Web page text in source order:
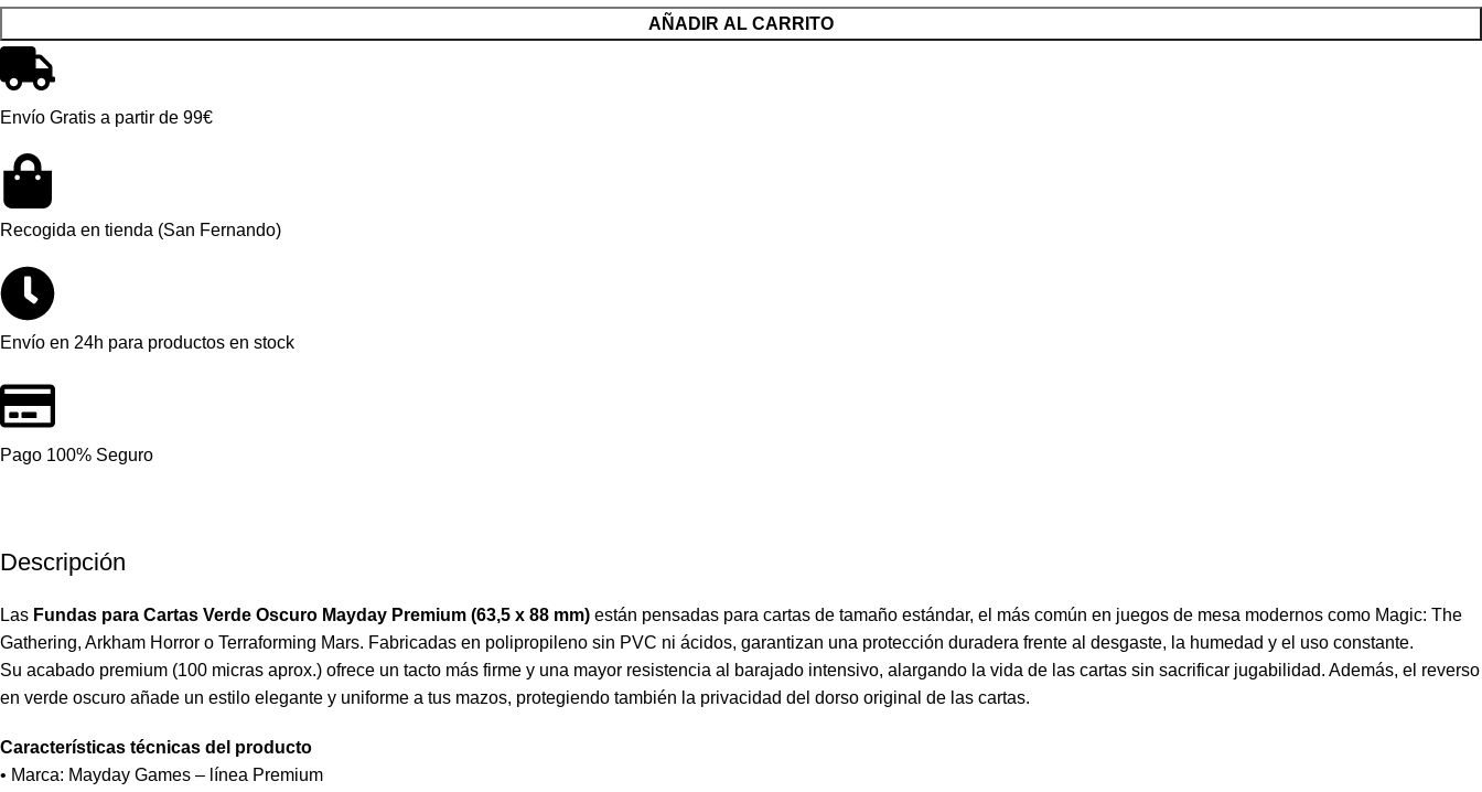
AÑADIR AL CARRITO
Envío Gratis a partir de 99€
Recogida en tienda (San Fernando)
Envío en 24h para productos en stock
Pago 100% Seguro
Descripción
Las Fundas para Cartas Verde Oscuro Mayday Premium (63,5 x 88 mm) están pensadas para cartas de tamaño estándar, el más común en juegos de mesa modernos como Magic: The
Gathering, Arkham Horror o Terraforming Mars. Fabricadas en polipropileno sin PVC ni ácidos, garantizan una protección duradera frente al desgaste, la humedad y el uso constante.
Su acabado premium (100 micras aprox.) ofrece un tacto más firme y una mayor resistencia al barajado intensivo, alargando la vida de las cartas sin sacrificar jugabilidad. Además, el reverso
en verde oscuro añade un estilo elegante y uniforme a tus mazos, protegiendo también la privacidad del dorso original de las cartas.
Características técnicas del producto
• Marca: Mayday Games – línea Premium